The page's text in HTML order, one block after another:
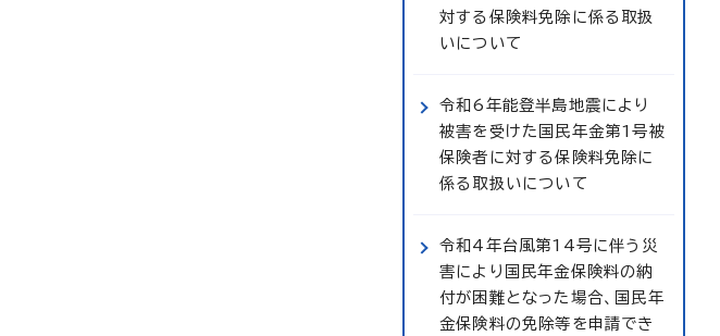
対する保険料免除に係る取扱
いについて
令和6年能登半島地震により
被害を受けた国民年金第1号被
保険者に対する保険料免除に
係る取扱いについて
令和4年台風第14号に伴う災
害により国民年金保険料の納
付が困難となった場合、国民年
金保険料の免除等を申請でき